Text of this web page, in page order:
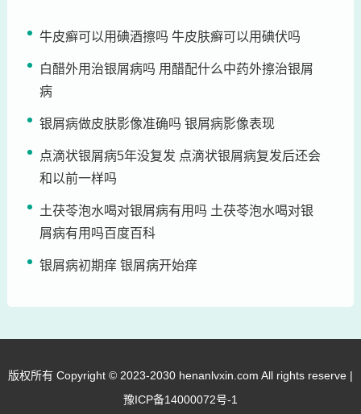
牛皮癣可以用碘酒擦吗 牛皮肤癣可以用碘伏吗
白醋外用治银屑病吗 用醋配什么中药外擦治银屑
病
银屑病做皮肤影像准确吗 银屑病影像表现
点滴状银屑病5年没复发 点滴状银屑病复发后还会
和以前一样吗
土茯苓泡水喝对银屑病有用吗 土茯苓泡水喝对银
屑病有用吗百度百科
银屑病初期痒 银屑病开始痒
版权所有 Copyright © 2023-2030 henanlvxin.com All rights reserve |
豫ICP备14000072号-1